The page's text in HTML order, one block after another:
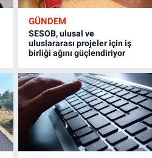
GÜNDEM
SESOB, ulusal ve
uluslararası projeler için iş
birliği ağını güçlendiriyor